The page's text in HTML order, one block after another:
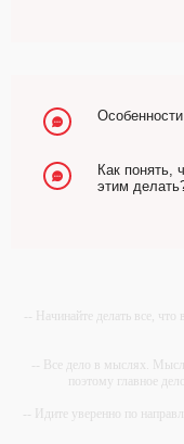
Как понять,
этим
-- Начинайте делать все,
-- Все дело в мыслях.
поэтому главное
-- Идите уверенно по